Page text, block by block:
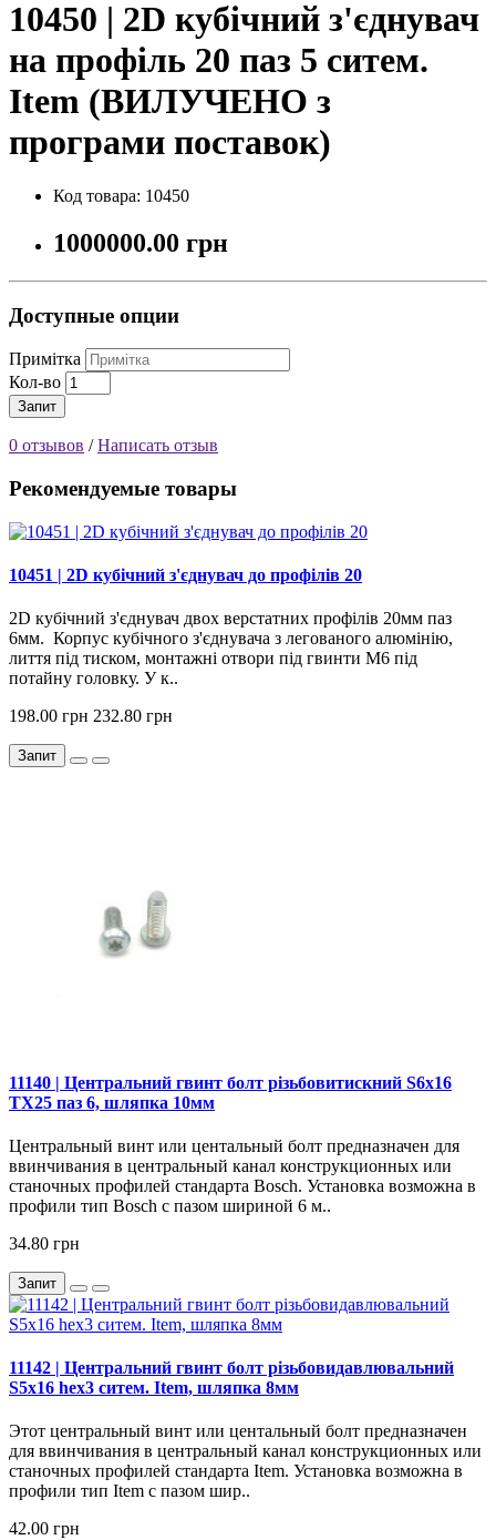
10450 | 2D кубічний з'єднувач
на профіль 20 паз 5 ситем.
Item (ВИЛУЧЕНО з
програми поставок)
Код товара: 10450
1000000.00 грн
Доступные опции
Примітка
Кол-во
Запит
0 отзывов /Написать отзыв
Рекомендуемые товары
10451 | 2D кубічний з'єднувач до профілів 20
2D кубічний з'єднувач двох верстатних профілів 20мм паз
6мм. Корпус кубічного з'єднувача з легованого алюмінію,
лиття під тиском, монтажні отвори під гвинти М6 під
потайну головку. У к..
198.00 грн 232.80 грн
Запит
11140 | Центральний гвинт болт різьбовитискний S6х16
TX25 паз 6, шляпка 10мм
Центральный винт или центальный болт предназначен для
ввинчивания в центральный канал конструкционных или
станочных профилей стандарта Bosch. Установка возможна в
профили тип Bosch c пазом шириной 6 м..
34.80 грн
Запит
11142 | Центральний гвинт болт різьбовидавлювальний
S5х16 hex3 ситем. Item, шляпка 8мм
Этот центральный винт или центальный болт предназначен
для ввинчивания в центральный канал конструкционных или
станочных профилей стандарта Item. Установка возможна в
профили тип Item c пазом шир..
42.00 грн